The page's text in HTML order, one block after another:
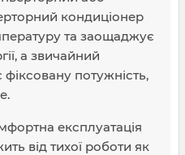
кондиціонер
та заощаджує
а звичайний
потужність,
експлуатація
від тихої роботи як